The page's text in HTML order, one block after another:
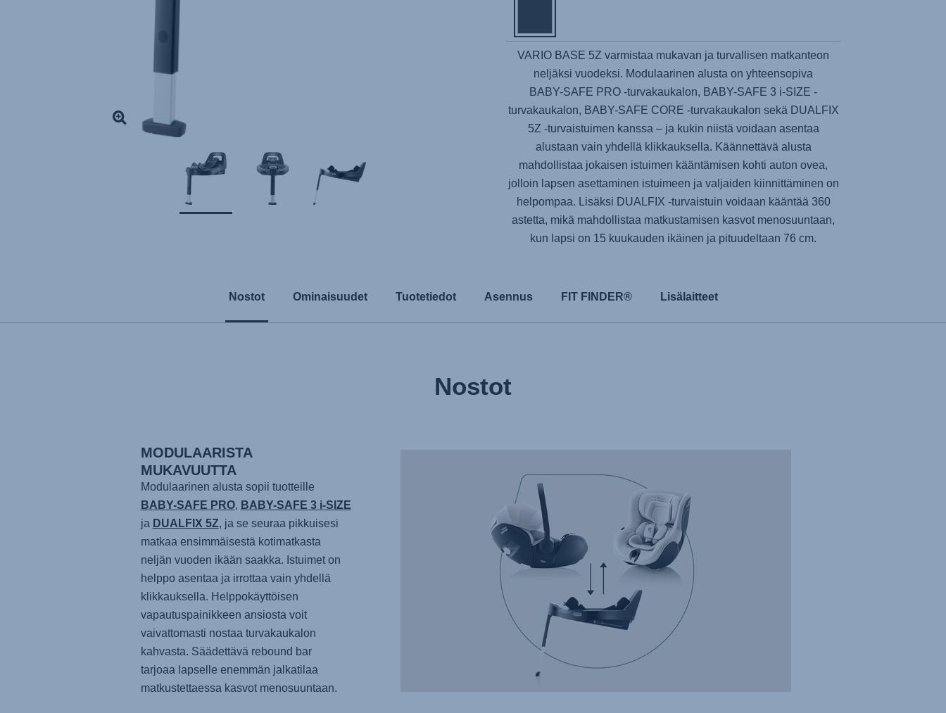
VARIO BASE 5Z varmistaa mukavan ja turvallisen matkanteon
neljäksi vuodeksi. Modulaarinen alusta on yhteensopiva
BABY-SAFE PRO -turvakaukalon, BABY-SAFE 3 i-SIZE -
turvakaukalon, BABY-SAFE CORE -turvakaukalon sekä DUALFIX
5Z -turvaistuimen kanssa – ja kukin niistä voidaan asentaa
alustaan vain yhdellä klikkauksella. Käännettävä alusta
mahdollistaa jokaisen istuimen kääntämisen kohti auton ovea,
jolloin lapsen asettaminen istuimeen ja valjaiden kiinnittäminen on
helpompaa. Lisäksi DUALFIX -turvaistuin voidaan kääntää 360
astetta, mikä mahdollistaa matkustamisen kasvot menosuuntaan,
kun lapsi on 15 kuukauden ikäinen ja pituudeltaan 76 cm.
Nostot Ominaisuudet Tuotetiedot Asennus FIT FINDER® Lisälaitteet
Nostot
MODULAARISTA
MUKAVUUTTA
Modulaarinen alusta sopii tuotteille
BABY-SAFE PRO, BABY-SAFE 3 i-SIZE
ja DUALFIX 5Z, ja se seuraa pikkuisesi
matkaa ensimmäisestä kotimatkasta
neljän vuoden ikään saakka. Istuimet on
helppo asentaa ja irrottaa vain yhdellä
klikkauksella. Helppokäyttöisen
vapautuspainikkeen ansiosta voit
vaivattomasti nostaa turvakaukalon
kahvasta. Säädettävä rebound bar
tarjoaa lapselle enemmän jalkatilaa
matkustettaessa kasvot menosuuntaan.